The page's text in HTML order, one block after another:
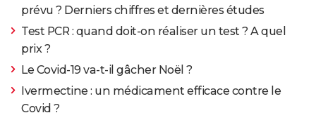
prévu ? Derniers chiffres et dernières études
Test PCR : quand doit-on réaliser un test ? A quel
prix ?
Le Covid-19 va-t-il gâcher Noël ?
Ivermectine : un médicament efficace contre le
Covid ?